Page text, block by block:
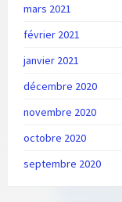
mars 2021
février 2021
janvier 2021
décembre 2020
novembre 2020
octobre 2020
septembre 2020